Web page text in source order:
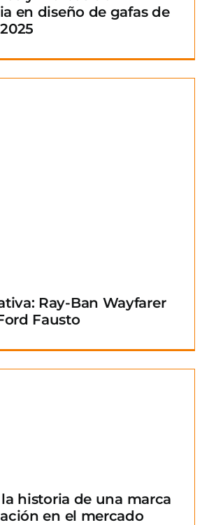
en diseño de gafas de
Ray-Ban Wayfarer
Fausto
historia de una marca
en el mercado